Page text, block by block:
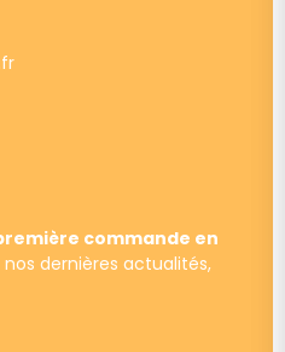
r
commande en
dernières actualités,